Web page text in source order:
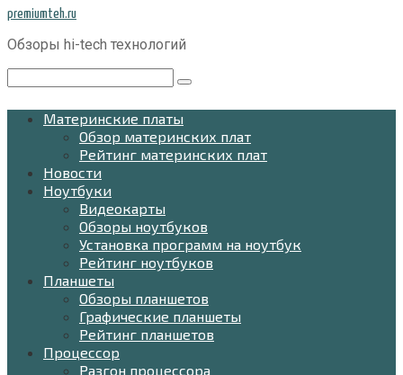
Перейти
контенту
premiumteh.ru
Обзоры hi-tech технологий
Материнские платы
Обзор материнских плат
Рейтинг материнских плат
Новости
Ноутбуки
Видеокарты
Обзоры ноутбуков
Установка программ на ноутбук
Рейтинг ноутбуков
Планшеты
Обзоры планшетов
Графические планшеты
Рейтинг планшетов
Процессор
Разгон процессора